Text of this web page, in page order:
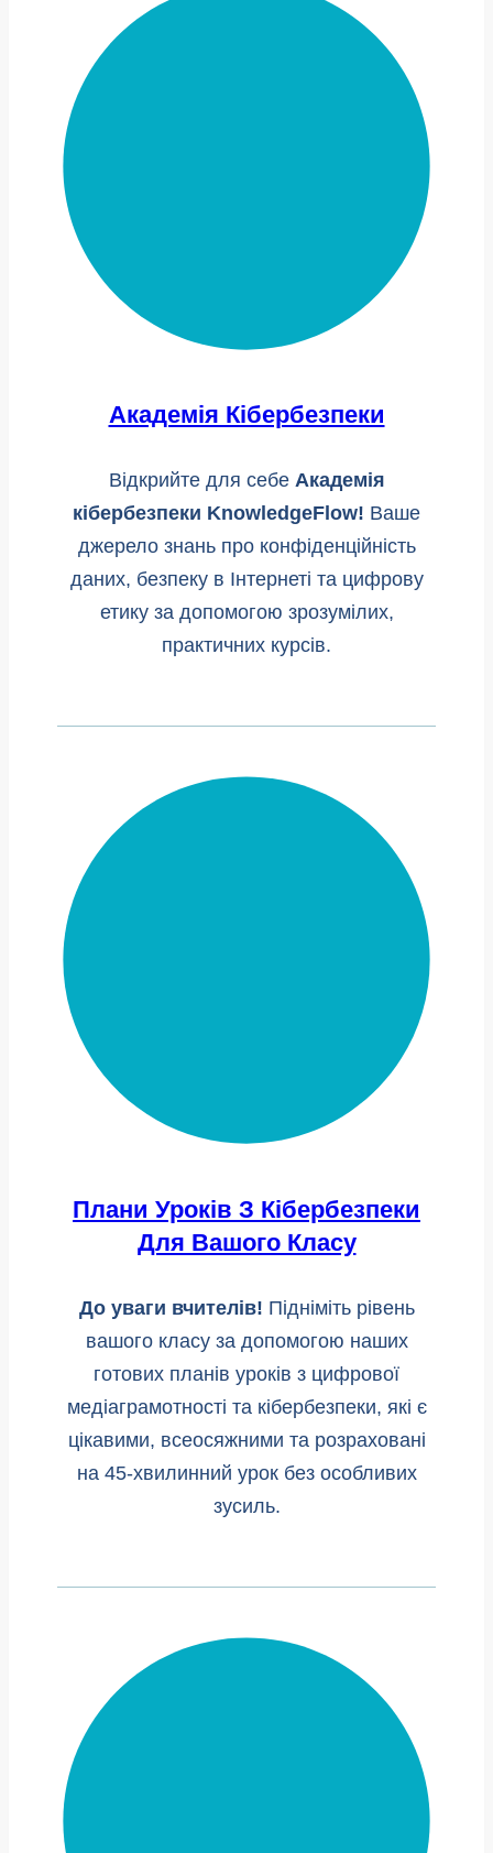
Академія Кібербезпеки
Відкрийте для себе Академія
кібербезпеки KnowledgeFlow! Ваше
джерело знань про конфіденційність
даних, безпеку в Інтернеті та цифрову
етику за допомогою зрозумілих,
практичних курсів.
Плани Уроків З Кібербезпеки
Для Вашого Класу
До уваги вчителів! Підніміть рівень
вашого класу за допомогою наших
готових планів уроків з цифрової
медіаграмотності та кібербезпеки, які є
цікавими, всеосяжними та розраховані
на 45-хвилинний урок без особливих
зусиль.